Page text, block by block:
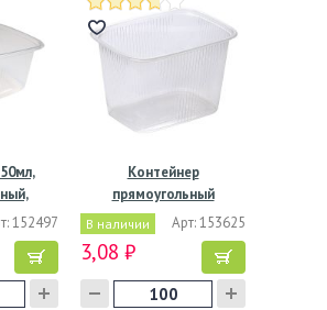
152497
Контейнер
прямоугольный
108х82х69мм, 350 мл,…
В наличии Арт: 153625
3,08 ₽